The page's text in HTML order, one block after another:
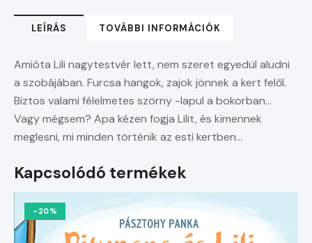
LEÍRÁS TOVÁBBI INFORMÁCIÓK
Amióta Lili nagytestvér lett, nem szeret egyedül aludni
a szobájában. Furcsa hangok, zajok jönnek a kert felől.
Biztos valami félelmetes szörny -lapul a bokorban…
Vagy mégsem? Apa kézen fogja Lilit, és kimennek
meglesni, mi minden történik az esti kertben…
Kapcsolódó termékek
-20%